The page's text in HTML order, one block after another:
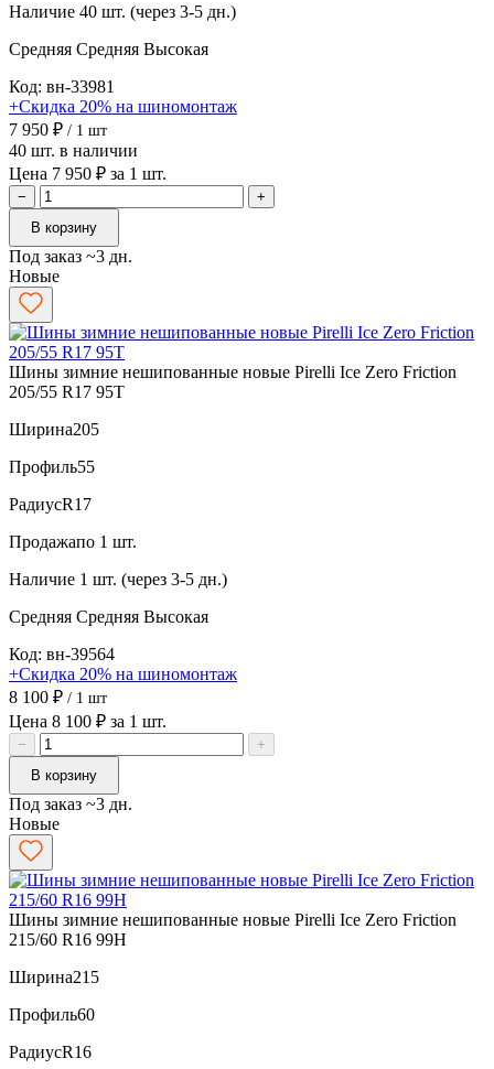
Наличие 40 шт. (через 3-5 дн.)
Средняя Средняя Высокая
Код: вн-33981
+Скидка 20% на шиномонтаж
7 950 ₽ / 1 шт
40 шт. в наличии
Цена 7 950 ₽ за 1 шт.
−
+
В корзину
Под заказ ~3 дн.
Новые
Шины зимние нешипованные новые Pirelli Ice Zero Friction
205/55 R17 95T
Ширина205
Профиль55
РадиусR17
Продажапо 1 шт.
Наличие 1 шт. (через 3-5 дн.)
Средняя Средняя Высокая
Код: вн-39564
+Скидка 20% на шиномонтаж
8 100 ₽ / 1 шт
Цена 8 100 ₽ за 1 шт.
−
+
В корзину
Под заказ ~3 дн.
Новые
Шины зимние нешипованные новые Pirelli Ice Zero Friction
215/60 R16 99H
Ширина215
Профиль60
РадиусR16